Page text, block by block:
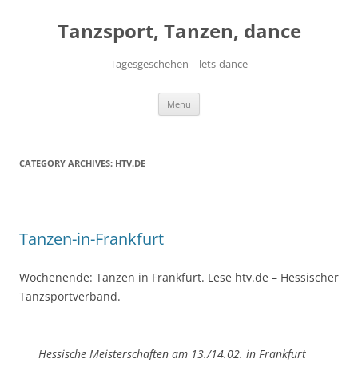
contentTanzsport, Tanzen, dance
Tagesgeschehen – lets-dance
Menu
CATEGORY ARCHIVES: HTV.DE
Tanzen-in-Frankfurt
Wochenende: Tanzen in Frankfurt. Lese htv.de – Hessischer
Tanzsportverband.
Hessische Meisterschaften am 13./14.02. in Frankfurt